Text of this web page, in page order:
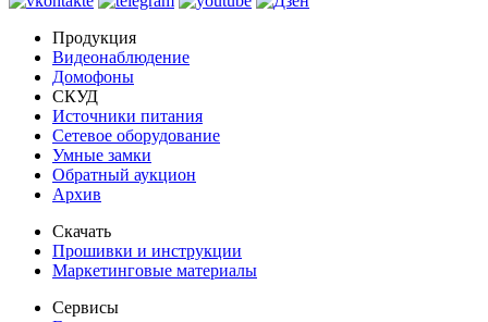
Продукция
Видеонаблюдение
Домофоны
СКУД
Источники питания
Сетевое оборудование
Умные замки
Обратный аукцион
Архив
Скачать
Прошивки и инструкции
Маркетинговые материалы
Сервисы